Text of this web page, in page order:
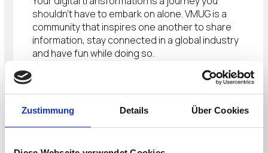
Zustimmung Details Über Cookies
shouldn’t have to embark on alone. VMUG is a
community that inspires one another to share
information, stay connected in a global industry
and have fun while doing so.
We’re excited about the next generation of
technology. The opportunity to connect with
fellow VMware users; enrich our knowledge and